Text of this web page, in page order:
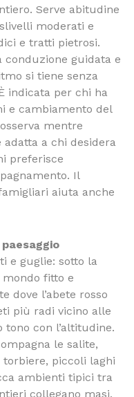
Serve abitudine
moderati e
e tratti pietrosi.
conduzione guidata e
si tiene senza
indicata per chi ha
e cambiamento del
mentre
a chi desidera
preferisce
Il
aiuta anche
e guglie: sotto la
fitto e
dove l’abete rosso
più radi vicino alle
con l’altitudine.
le salite,
piccoli laghi
ambienti tipici tra
collegano masi,